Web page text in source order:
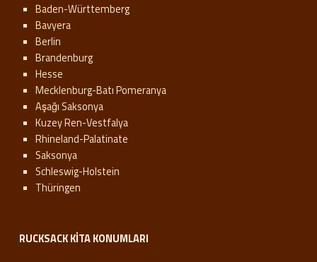
Baden-Württemberg
Bavyera
Berlin
Brandenburg
Hesse
Mecklenburg-Batı Pomeranya
Aşağı Saksonya
Kuzey Ren-Vestfalya
Rhineland-Palatinate
Saksonya
Schleswig-Holstein
Thüringen
RUCKSACK KITA KONUMLARI